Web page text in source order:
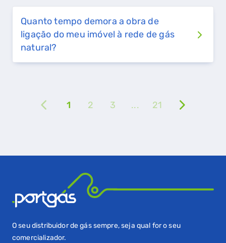
Quanto tempo demora a obra de
ligação do meu imóvel à rede de gás
natural?
1 2 3 ... 21
O seu distribuidor de gás sempre, seja qual for o seu
comercializador.